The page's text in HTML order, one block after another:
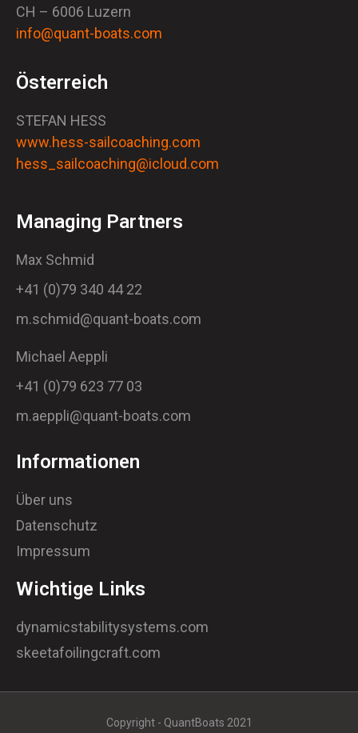
CH – 6006 Luzern
info@quant-boats.com
Österreich
STEFAN HESS
www.hess-sailcoaching.com
hess_sailcoaching@icloud.com
Managing Partners
Max Schmid
+41 (0)79 340 44 22
m.schmid@quant-boats.com
Michael Aeppli
+41 (0)79 623 77 03
m.aeppli@quant-boats.com
Informationen
Über uns
Datenschutz
Impressum
Wichtige Links
dynamicstabilitysystems.com
skeetafoilingcraft.com
Copyright - QuantBoats 2021